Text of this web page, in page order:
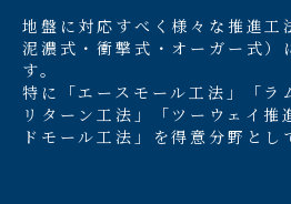
地盤に対応すべく様々な推進工
泥濃式・衝撃式・オーガー式）
す。
特に「エースモール工法」「ラ
リターン工法」「ツーウェイ推
ドモール工法」を得意分野とし